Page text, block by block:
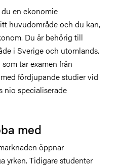
en ekonomie
huvudområde och du kan,
Du är behörig till
i Sverige och utomlands.
tar examen från
fördjupande studier vid
nio specialiserade
med
öppnar
yrken. Tidigare studenter